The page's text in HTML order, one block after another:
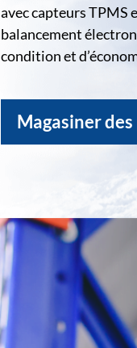
avec capteurs TPMS
balancement
condition et
Magasiner des